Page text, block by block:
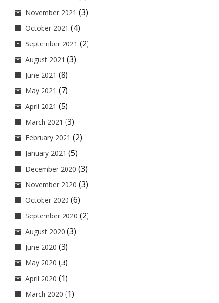
November 2021 (3)
October 2021 (4)
September 2021 (2)
August 2021 (3)
June 2021 (8)
May 2021 (7)
April 2021 (5)
March 2021 (3)
February 2021 (2)
January 2021 (5)
December 2020 (3)
November 2020 (3)
October 2020 (6)
September 2020 (2)
August 2020 (3)
June 2020 (3)
May 2020 (3)
April 2020 (1)
March 2020 (1)